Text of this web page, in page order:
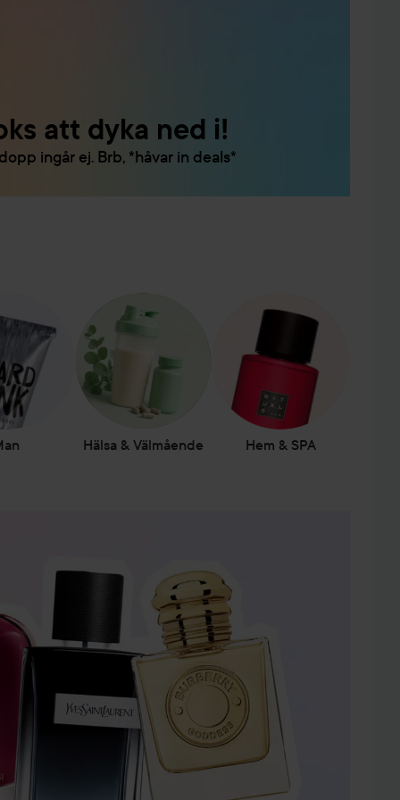
att dyka ned i!
ingår ej. Brb, *håvar in deals*
Hälsa & Välmående Hem & SPA